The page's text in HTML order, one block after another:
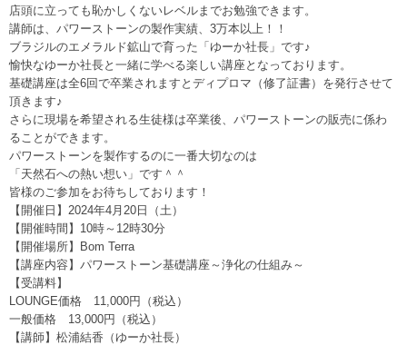
店頭に立っても恥かしくないレベルまでお勉強できます。
講師は、パワーストーンの製作実績、3万本以上！！
ブラジルのエメラルド鉱山で育った「ゆーか社長」です♪
愉快なゆーか社長と一緒に学べる楽しい講座となっております。
基礎講座は全6回で卒業されますとディプロマ（修了証書）を発行させて
頂きます♪
さらに現場を希望される生徒様は卒業後、パワーストーンの販売に係わ
ることができます。
パワーストーンを製作するのに一番大切なのは
「天然石への熱い想い」です＾＾
皆様のご参加をお待ちしております！
【開催日】2024年4月20日（土）
【開催時間】10時～12時30分
【開催場所】Bom Terra
【講座内容】パワーストーン基礎講座～浄化の仕組み～
【受講料】
LOUNGE価格 11,000円（税込）
一般価格 13,000円（税込）
【講師】松浦結香（ゆーか社長）